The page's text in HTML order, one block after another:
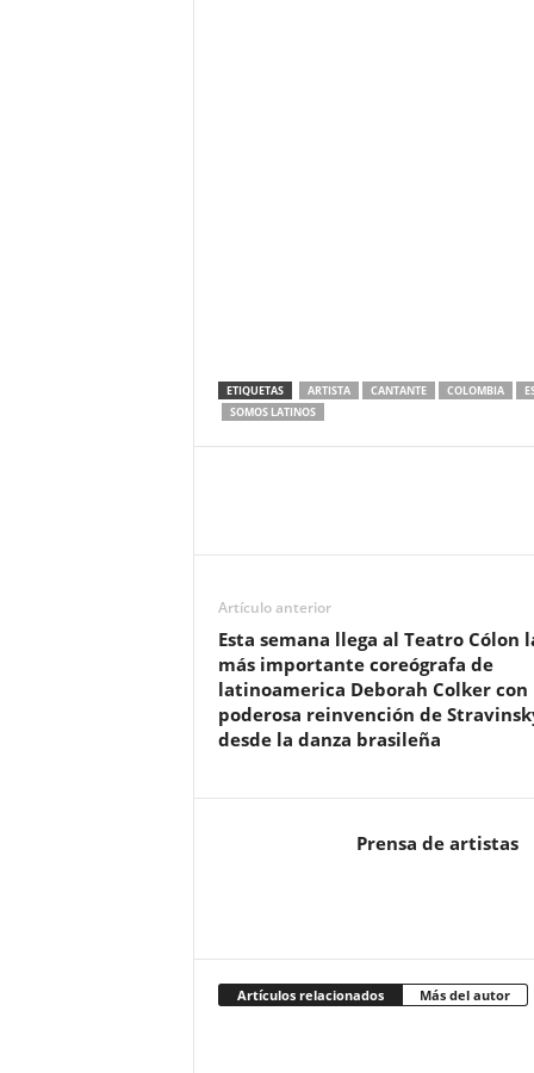
ETIQUETAS ARTISTA CANTANTE COLOMBIA
SOMOS LATINOS
Artículo anterior
Esta semana llega al Teatro Cólon
más importante coreógrafa de
latinoamerica Deborah Colker con
poderosa reinvención de
desde la danza brasileña
Prensa de artistas
Artículos relacionados Más del autor